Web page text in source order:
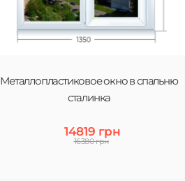
Металлопластиковое окно в спальню
сталинка
14819 грн
16380 грн